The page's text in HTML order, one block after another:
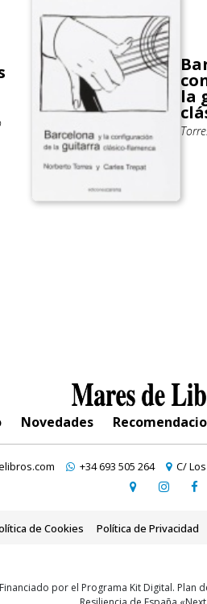
la
Novedades
+34 693 505 264 C/
de Cookies Política de Privacidad
Financiado por el Programa Kit Digital. Plan